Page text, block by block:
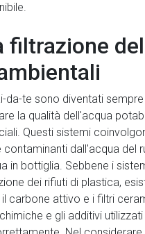
filtrazione
da-te sono diventati
la qualità dell'acqua
Questi sistemi
dall'acqua del
in bottiglia. Sebbene i
dei rifiuti di plastica,
carbone attivo e i filtri
e gli additivi